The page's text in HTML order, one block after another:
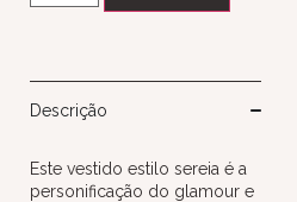
Descrição
Este vestido estilo sereia é a
personificação do glamour e